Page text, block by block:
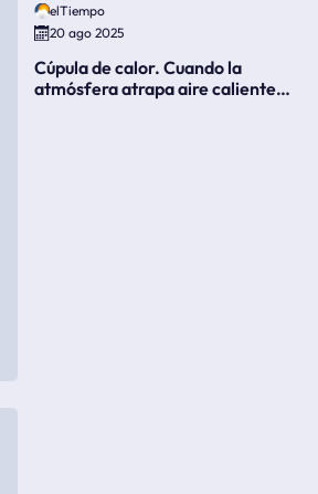
elTiempo
20 ago 2025
Cúpula de calor. Cuando la
atmósfera atrapa aire caliente